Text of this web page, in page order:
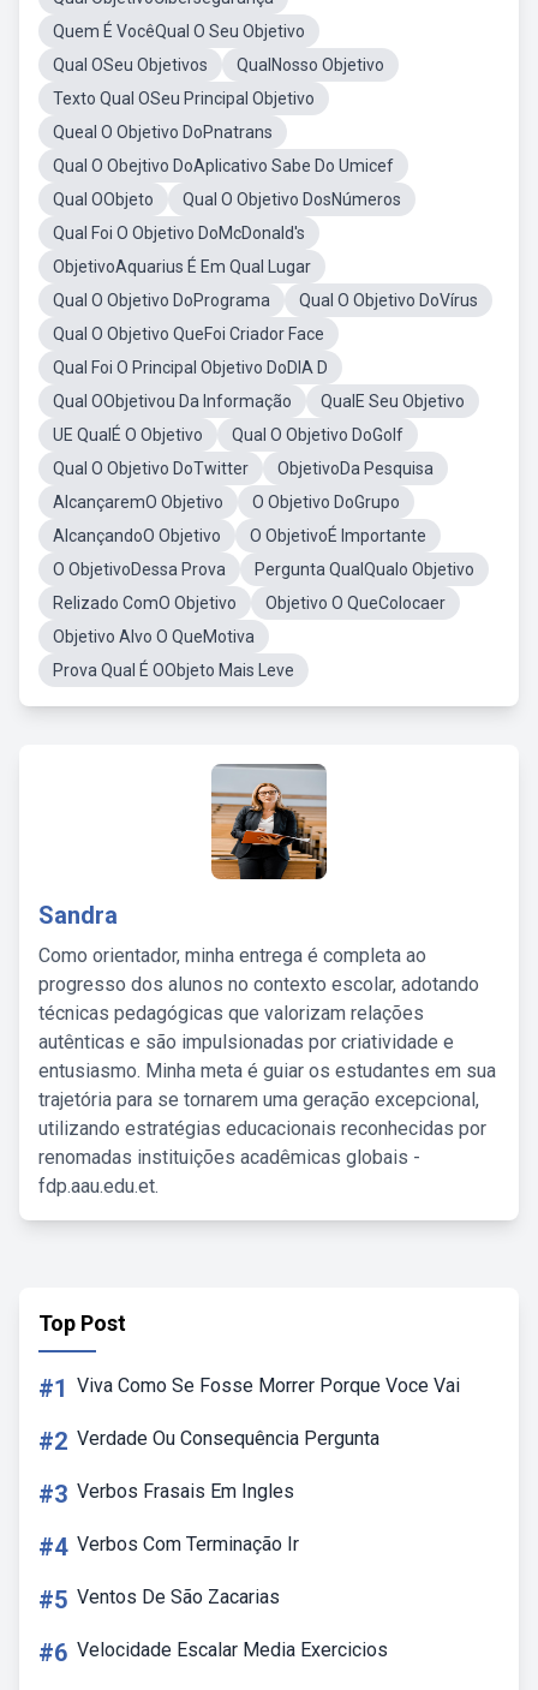
Quem É VocêQual O Seu Objetivo
Qual OSeu Objetivos
QualNosso Objetivo
Texto Qual OSeu Principal Objetivo
Queal O Objetivo DoPnatrans
Qual O Obejtivo DoAplicativo Sabe Do Umicef
Qual OObjeto
Qual O Objetivo DosNúmeros
Qual Foi O Objetivo DoMcDonald's
ObjetivoAquarius É Em Qual Lugar
Qual O Objetivo DoPrograma
Qual O Objetivo DoVírus
Qual O Objetivo QueFoi Criador Face
Qual Foi O Principal Objetivo DoDIA D
Qual OObjetivou Da Informação
QualE Seu Objetivo
UE QualÉ O Objetivo
Qual O Objetivo DoGolf
Qual O Objetivo DoTwitter
ObjetivoDa Pesquisa
AlcançaremO Objetivo
O Objetivo DoGrupo
AlcançandoO Objetivo
O ObjetivoÉ Importante
O ObjetivoDessa Prova
Pergunta QualQualo Objetivo
Relizado ComO Objetivo
Objetivo O QueColocaer
Objetivo Alvo O QueMotiva
Prova Qual É OObjeto Mais Leve
Sandra
Como orientador, minha entrega é completa ao
progresso dos alunos no contexto escolar, adotando
técnicas pedagógicas que valorizam relações
autênticas e são impulsionadas por criatividade e
entusiasmo. Minha meta é guiar os estudantes em sua
trajetória para se tornarem uma geração excepcional,
utilizando estratégias educacionais reconhecidas por
renomadas instituições acadêmicas globais -
fdp.aau.edu.et.
Top Post
#1 Viva Como Se Fosse Morrer Porque Voce Vai
#2 Verdade Ou Consequência Pergunta
#3 Verbos Frasais Em Ingles
#4 Verbos Com Terminação Ir
#5 Ventos De São Zacarias
#6 Velocidade Escalar Media Exercicios